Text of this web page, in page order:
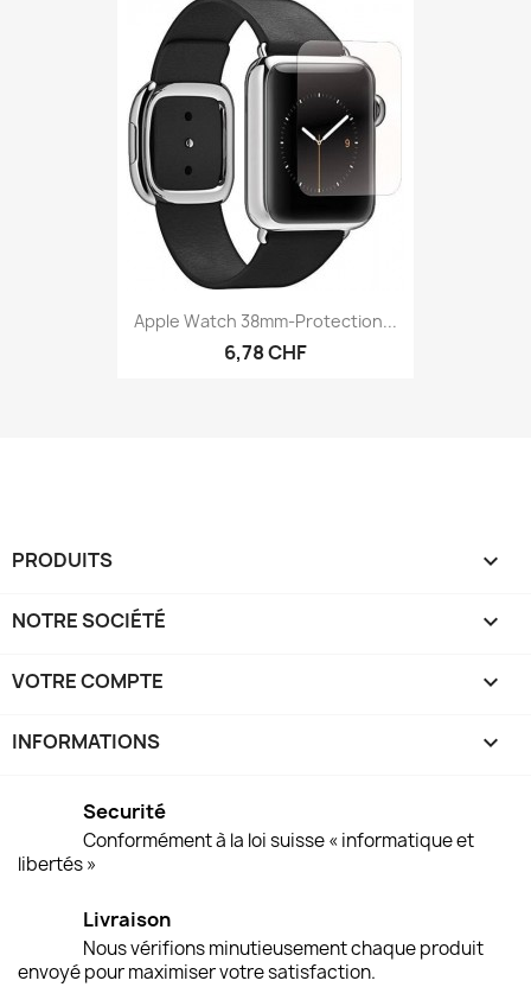
Apple Watch 38mm-Protection...
6,78 CHF
PRODUITS 
NOTRE SOCIÉTÉ 
VOTRE COMPTE 
INFORMATIONS keyboard_arrow_down
Securité
Conformément à la loi suisse « informatique et
libertés »
Livraison
Nous vérifions minutieusement chaque produit
envoyé pour maximiser votre satisfaction.